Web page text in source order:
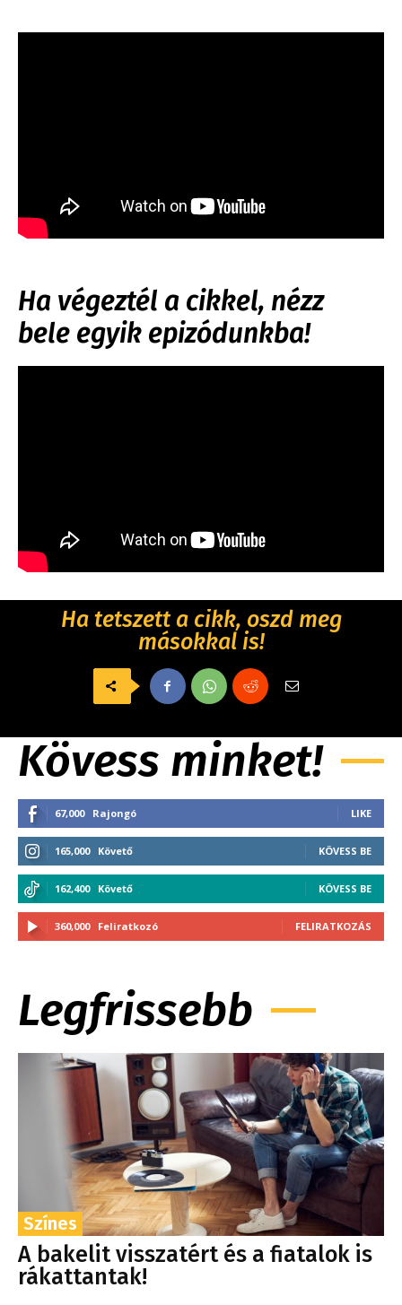
Ha végeztél a cikkel, nézz
bele egyik epizódunkba!
Ha tetszett a cikk, oszd meg
másokkal is!
Kövess minket!
67,000 Rajongó LIKE
165,000 Követő KÖVESS BE
162,400 Követő KÖVESS BE
360,000 Feliratkozó FELIRATKOZÁS
Legfrissebb
Színes
A bakelit visszatért és a fiatalok is
rákattantak!